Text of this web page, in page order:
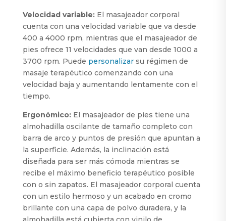
Velocidad variable:El masajeador corporal
cuenta con una velocidad variable que va desde
400 a 4000 rpm, mientras que el masajeador de
pies ofrece 11 velocidades que van desde 1000 a
3700 rpm. Puede personalizarsu régimen de
masaje terapéutico comenzando con una
velocidad baja y aumentando lentamente con el
tiempo.
Ergonómico:El masajeador de pies tiene una
almohadilla oscilante de tamaño completo con
barra de arco y puntos de presión que apuntan a
la superficie. Además, la inclinación está
diseñada para ser más cómoda mientras se
recibe el máximo beneficio terapéutico posible
con o sin zapatos. El masajeador corporal cuenta
con un estilo hermoso y un acabado en cromo
brillante con una capa de polvo duradera, y la